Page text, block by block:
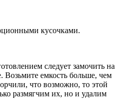
кусочками.
следует замочить на
Возьмите емкость больше, чем
что возможно, то этой
размягчим их, но и удалим